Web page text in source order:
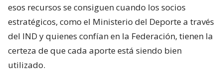
esos recursos se consiguen cuando los socios
estratégicos, como el Ministerio del Deporte a través
del IND y quienes confían en la Federación, tienen la
certeza de que cada aporte está siendo bien
utilizado.